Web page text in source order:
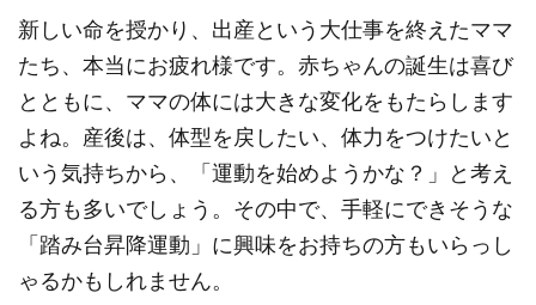
新しい命を授かり、出産という大仕事を終えたママ
たち、本当にお疲れ様です。赤ちゃんの誕生は喜び
とともに、ママの体には大きな変化をもたらします
よね。産後は、体型を戻したい、体力をつけたいと
いう気持ちから、「運動を始めようかな？」と考え
る方も多いでしょう。その中で、手軽にできそうな
「踏み台昇降運動」に興味をお持ちの方もいらっし
ゃるかもしれません。